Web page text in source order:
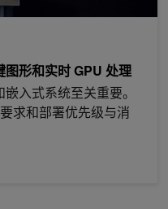
形和实时 GPU 处理
入式系统至关重要。
求和部署优先级与消